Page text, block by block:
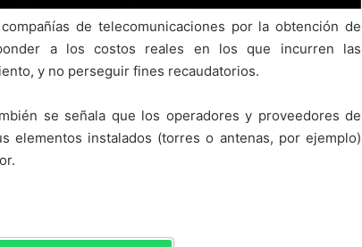
de telecomunicaciones por la obtención de
a los costos reales en los que incurren las
y no perseguir fines recaudatorios.
se señala que los operadores y proveedores de
elementos instalados (torres o antenas, por ejemplo)